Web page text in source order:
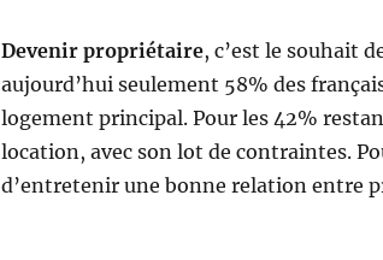
Devenir propriétaire, c’est le souhait
aujourd’hui seulement 58% des
logement principal. Pour les 42%
location, avec son lot de contraintes.
d’entretenir une bonne relation entre